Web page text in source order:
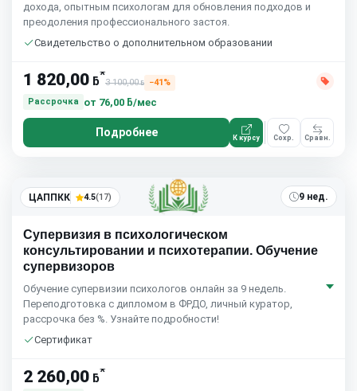
дохода, опытным психологам для обновления подходов и
преодоления профессионального застоя.
Свидетельство о дополнительном образовании
1 820,00 ƃ*
3 100,00ƃ
−41%
Рассрочка
от 76,00 ƃ/мес
Подробнее К курсу Сохр. Сравн.
5.0(1)
ЦАППКК 4.5(17) 9 нед.
Супервизия в психологическом
консультировании и психотерапии. Обучение
супервизоров
Обучение супервизии психологов онлайн за 9 недель.
Переподготовка с дипломом в ФРДО, личный куратор,
рассрочка без %. Узнайте подробности!
Сертификат
2 260,00 ƃ*